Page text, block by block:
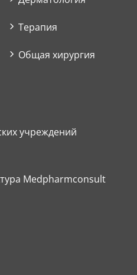
Терапия
Общая хирургия
учреждений
Medpharmconsult